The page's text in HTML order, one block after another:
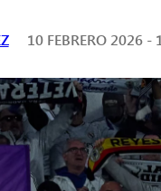
10 FEBRERO 2026 -